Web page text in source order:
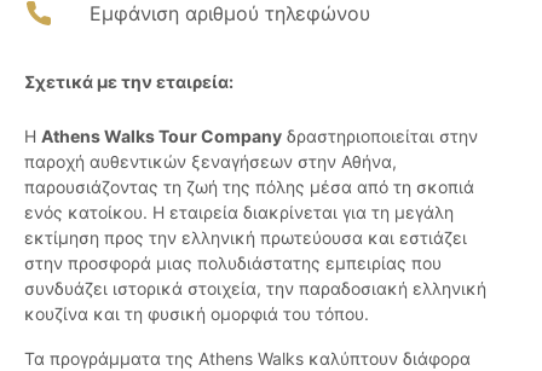
Εμφάνιση αριθμού τηλεφώνου
Σχετικά με την εταιρεία:
Η Athens Walks Tour Company δραστηριοποιείται στην
παροχή αυθεντικών ξεναγήσεων στην Αθήνα,
παρουσιάζοντας τη ζωή της πόλης μέσα από τη σκοπιά
ενός κατοίκου. Η εταιρεία διακρίνεται για τη μεγάλη
εκτίμηση προς την ελληνική πρωτεύουσα και εστιάζει
στην προσφορά μιας πολυδιάστατης εμπειρίας που
συνδυάζει ιστορικά στοιχεία, την παραδοσιακή ελληνική
κουζίνα και τη φυσική ομορφιά του τόπου.
Τα προγράμματα της Athens Walks καλύπτουν διάφορα